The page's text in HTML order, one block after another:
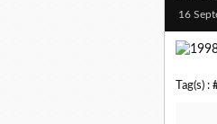
16
Tag(s) :